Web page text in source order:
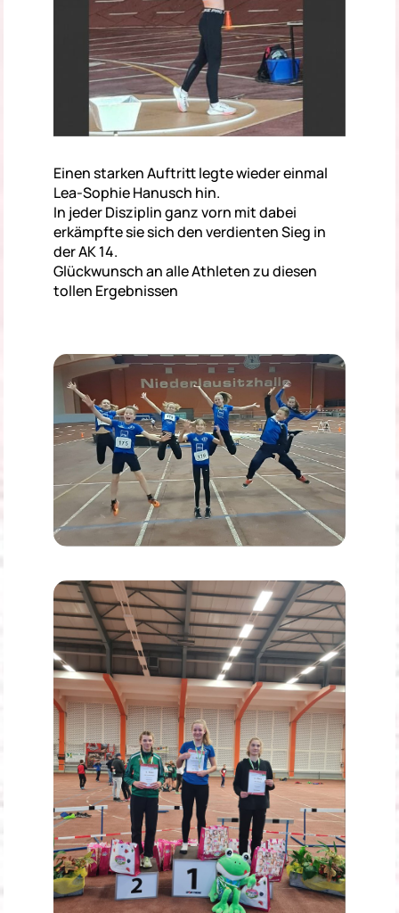
Einen starken Auftritt legte wieder einmal
Lea-Sophie Hanusch hin.
In jeder Disziplin ganz vorn mit dabei
erkämpfte sie sich den verdienten Sieg in
der AK 14.
Glückwunsch an alle Athleten zu diesen
tollen Ergebnissen